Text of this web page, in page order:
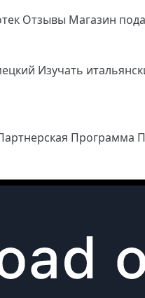
Отзывы Магазин
Изучать
Программа